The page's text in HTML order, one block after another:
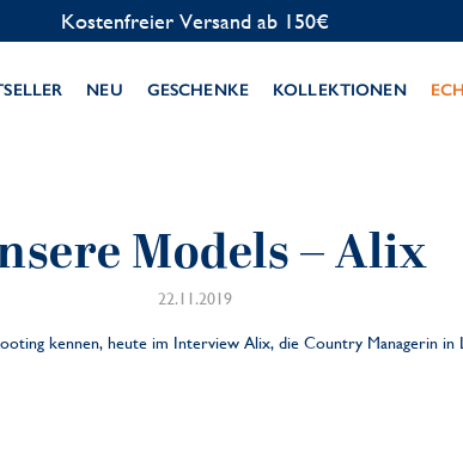
Kostenfreier Versand ab 150€
NEU GESCHENKE KOLLEKTIONEN
Models – Alix
22.11.2019
kennen, heute im Interview Alix, die Country Managerin